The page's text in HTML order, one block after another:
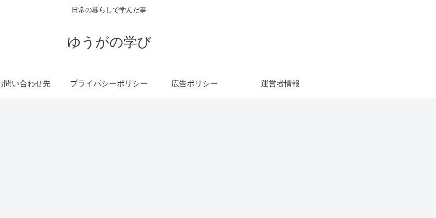
日常の暮らしで学んだ事
ゆうがの学び
問い合わせ先 プライパシーポリシー 広告ポリシー 運営者情報